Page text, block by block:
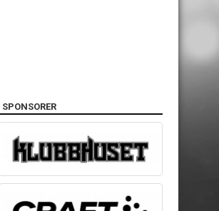
SPONSORER